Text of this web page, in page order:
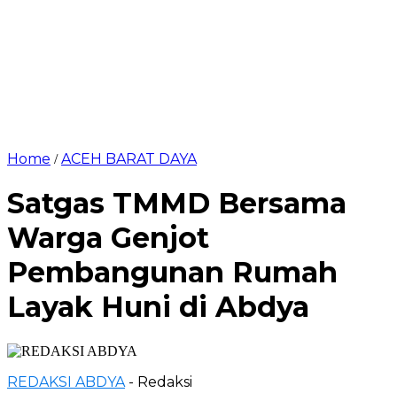
Home /ACEH BARAT DAYA
Satgas TMMD Bersama
Warga Genjot
Pembangunan Rumah
Layak Huni di Abdya
REDAKSI ABDYA - Redaksi